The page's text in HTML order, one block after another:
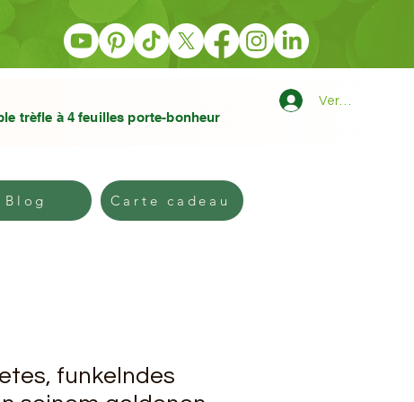
trèfle à 4 feuilles porte-bonheur
Verbindung
Kontakt Blog PLUS
Blog Carte cadeau
funkelndes